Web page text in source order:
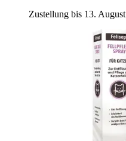
Zustellung bis 13. August